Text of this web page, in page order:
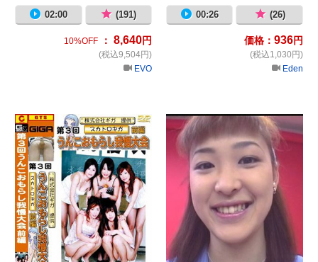
02:00 (191)
10%OFF ： 8,640円
(税込9,504円)
EVO
00:26 (26)
価格： 936円
(税込1,030円)
Eden
うんこおもらし我慢大会3前編 排